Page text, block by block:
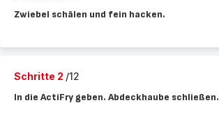
Zwiebel schälen und fein hacken.
Schritte 2 /12
In die ActiFry geben. Abdeckhaube schließen.